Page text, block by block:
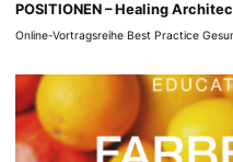
POSITIONEN – Healing
Online-Vortragsreihe Best Practice